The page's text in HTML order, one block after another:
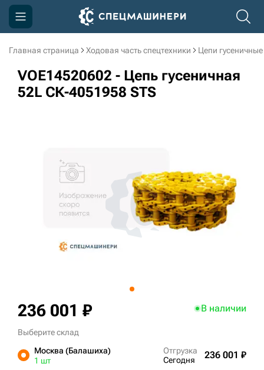
Главная страница Ходовая часть спецтехники Цепи гусеничные
VOE14520602 - Цепь гусеничная
52L СК-4051958 STS
236 001 ₽ В наличии
Выберите склад
Москва (Балашиха)
1 шт
Отгрузка
Сегодня
236 001 ₽
Компания
Акции
3D тур по производству
3D тур по складам
sksale@skdst.ru